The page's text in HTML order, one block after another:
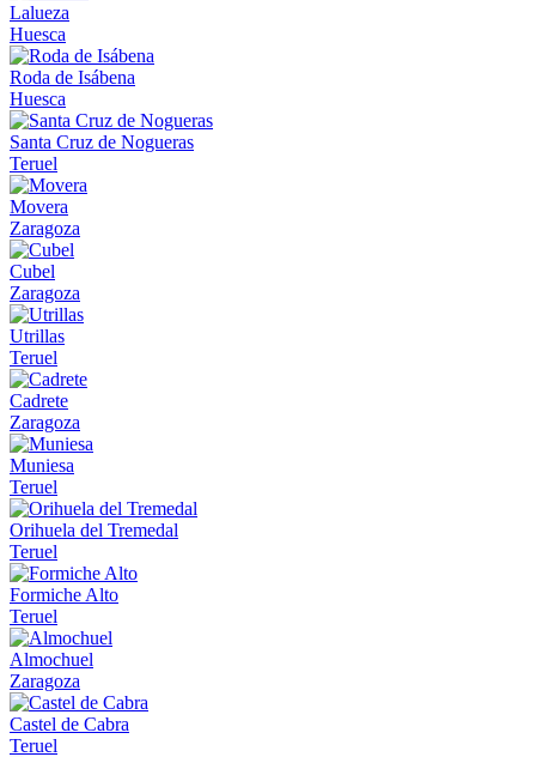
Lalueza
Huesca
Roda de Isábena
Huesca
Santa Cruz de Nogueras
Teruel
Movera
Zaragoza
Cubel
Zaragoza
Utrillas
Teruel
Cadrete
Zaragoza
Muniesa
Teruel
Orihuela del Tremedal
Teruel
Formiche Alto
Teruel
Almochuel
Zaragoza
Castel de Cabra
Teruel